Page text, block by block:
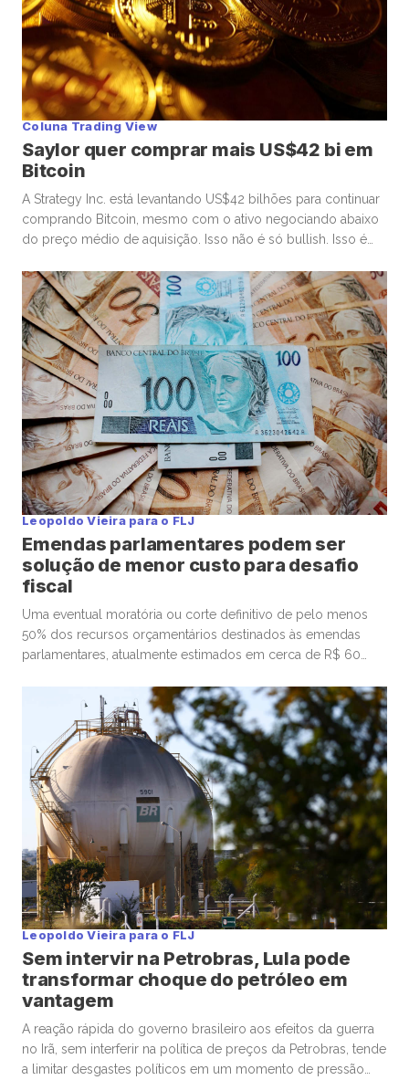
Coluna Trading View
Saylor quer comprar mais US$42 bi em
Bitcoin
A Strategy Inc. está levantando US$42 bilhões para continuar
comprando Bitcoin, mesmo com o ativo negociando abaixo
do preço médio de aquisição. Isso não é só bullish. Isso é
está o ponto que muita gente finge não ver: não existe
almoço grátis na estrutura que ele montou. […]
Leopoldo Vieira para o FLJ
Emendas parlamentares podem ser
solução de menor custo para desafio
fiscal
Uma eventual moratória ou corte definitivo de pelo menos
50% dos recursos orçamentários destinados às emendas
parlamentares, atualmente estimados em cerca de R$ 60
retomar o superávit primário, seria uma alternativa imediata
para o desafio fiscal brasileiro, afastando a ameaça de
instabilidade institucional, crise econômica e mobilização […]
Leopoldo Vieira para o FLJ
Sem intervir na Petrobras, Lula pode
transformar choque do petróleo em
vantagem
A reação rápida do governo brasileiro aos efeitos da guerra
no Irã, sem interferir na política de preços da Petrobras, tende
a limitar desgastes políticos em um momento de pressão